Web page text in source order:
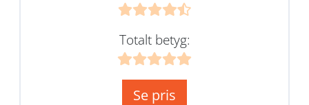
Totalt betyg:
Se pris